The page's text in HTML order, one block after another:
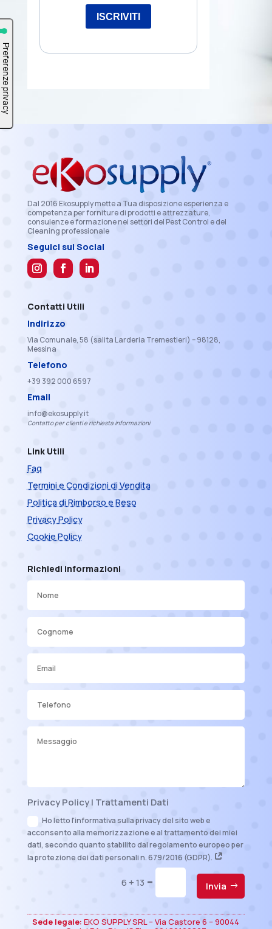
Dal 2016 Ekosupply mette a Tua disposizione esperienza e
competenza per forniture di prodotti e attrezzature,
consulenze e formazione nei settori del Pest Control e del
Cleaning professionale
Seguici sui Social
Contatti Utili
Indirizzo
Via Comunale, 58 (salita Larderia Tremestieri) – 98128,
Messina
Telefono
+39 392 000 6597
Email
info@ekosupply.it
Contatto per clienti e richiesta informazioni
Link Utili
Faq
Termini e Condizioni di Vendita
Politica di Rimborso e Reso
Privacy Policy
Cookie Policy
Richiedi informazioni
Privacy Policy | Trattamenti Dati
Ho letto l'informativa sulla privacy del sito web e
acconsento alla memorizzazione e al trattamento dei miei
dati, secondo quanto stabilito dal regolamento europeo per
la protezione dei dati personali n. 679/2016 (GDPR).
6 + 13 = Invia
Sede legale: EKO SUPPLY SRL – Via Castore 6 – 90044